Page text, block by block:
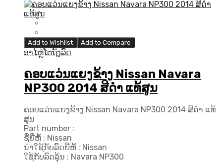
Add to Wishlist Add to Compare
ອາໄຫຼ່ໂຕຖັງລົດ
ຄອບແວ່ນແຍງຂ້າງ Nissan Navara
NP300 2014 ສີດຳ ແທ້ສູນ
ຄອບແວ່ນແຍງຂ້າງ Nissan Navara NP300 2014 ສີດຳ ແທ້
ສູນ
Part number :
ຊື່ຍີ່ຫໍ້ : Nissan
ນຳໃຊ້ກັບລົດຍີ່ຫໍ້ : Nissan
ໃຊ້ກັບລົດລຸ້ນ : Navara NP300